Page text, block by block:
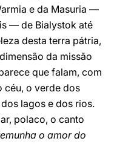
e da Masuria ―
― de Bialystok até
desta terra pátria,
da missão
que falam, com
céu, o verde dos
lagos e dos rios.
polaco, o canto
o amor do